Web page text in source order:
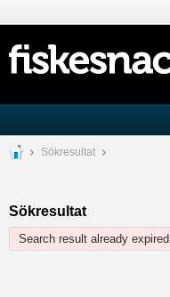
Sökresultat
Sökresultat
Search result already